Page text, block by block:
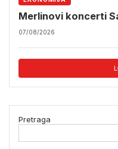
Merlinovi koncerti
07/08/2026
Pretraga